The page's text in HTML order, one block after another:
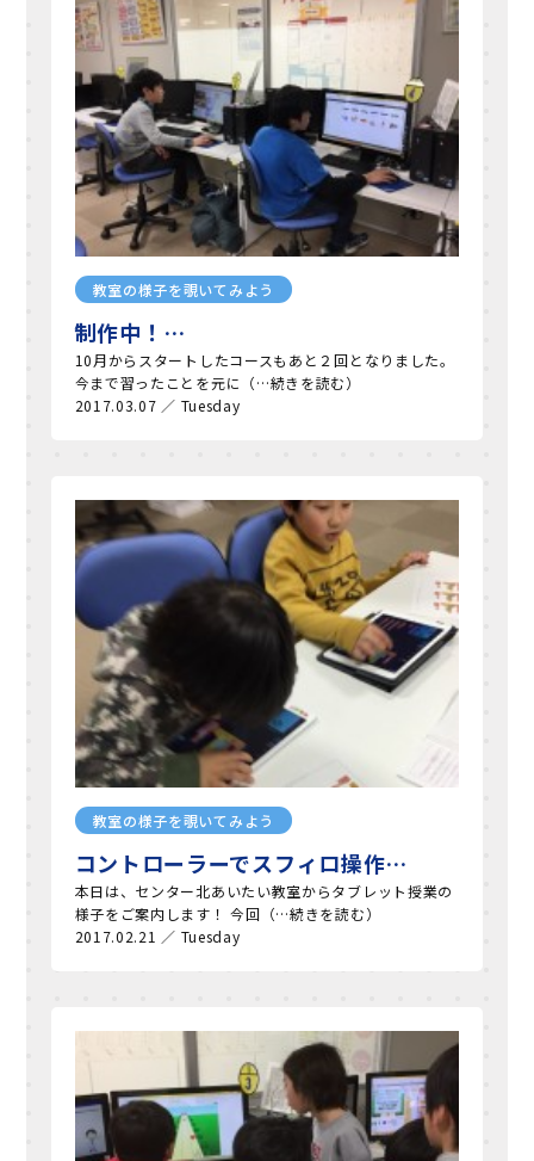
教室の様子を覗いてみよう
制作中！…
10月からスタートしたコースもあと２回となりました。
今まで習ったことを元に（…続きを読む）
2017.03.07 ／ Tuesday
教室の様子を覗いてみよう
コントローラーでスフィロ操作…
本日は、センター北あいたい教室からタブレット授業の
様子をご案内します！ 今回（…続きを読む）
2017.02.21 ／ Tuesday